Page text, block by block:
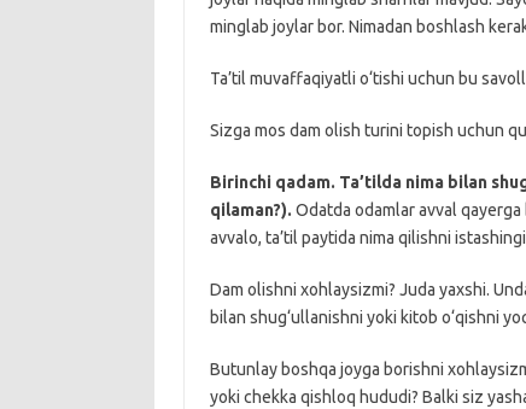
minglab joylar bor. Nimadan boshlash
Ta’til muvaffaqiyatli o‘tishi uchun bu
Sizga mos dam olish turini topish uchun
Birinchi qadam. Ta’tilda nima bilan
qilaman?). Odatda odamlar avval qayerga
avvalo, ta’til paytida nima qilishni
Dam olishni xohlaysizmi? Juda yaxshi.
bilan shug‘ullanishni yoki kitob o‘qishni
Butunlay boshqa joyga borishni
yoki chekka qishloq hududi? Balki siz